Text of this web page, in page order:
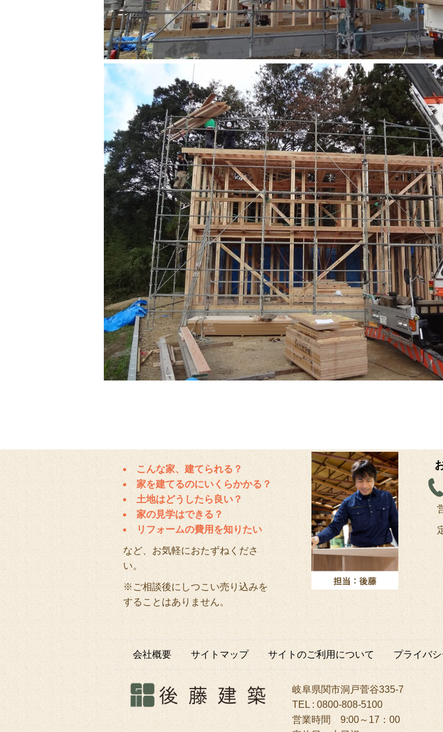
こんな家、建てられる？
家を建てるのにいくらかかる？
土地はどうしたら良い？
家の見学はできる？
リフォームの費用を知りたい
など、お気軽におたずねくださ
い。
※ご相談後にしつこい売り込みを
することはありません。
会社概要 サイトマップ サイトのご利用について プライバ
岐阜県関市洞戸菅谷335-7
TEL : 0800-808-5100
営業時間 9:00～17：00